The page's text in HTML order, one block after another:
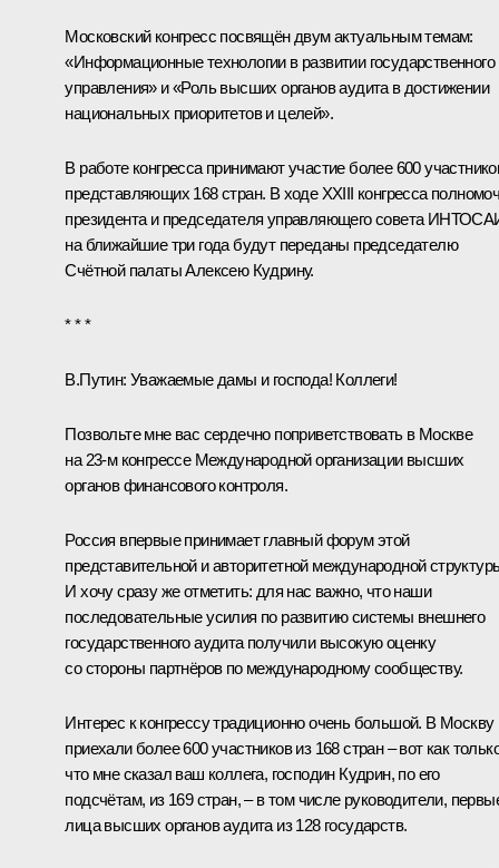
Московский конгресс посвящён двум актуальным темам:
«Информационные технологии в развитии государственного
управления» и «Роль высших органов аудита в достижении
национальных приоритетов и целей».
В работе конгресса принимают участие более 600
представляющих 168 стран. В ходе XXIII конгресса
президента и председателя управляющего совета
на ближайшие три года будут переданы председателю
Счётной палатыАлексею Кудрину.
* * *
В.Путин: Уважаемые дамы и господа! Коллеги!
Позвольте мне вас сердечно поприветствовать в Москве
на 23‑м конгрессе Международной организации высших
органов финансового контроля.
Россия впервые принимает главный форум этой
представительной и авторитетной международной
И хочу сразу же отметить: для нас важно, что наши
последовательные усилия по развитию системы внешнего
государственного аудита получили высокую оценку
со стороны партнёров по международному сообществу.
Интерес к конгрессу традиционно очень большой. В Москву
приехали более 600 участников из 168 стран – вот как
что мне сказал ваш коллега, господин Кудрин, по его
подсчётам, из 169 стран, – в том числе руководители,
лица высших органов аудита из 128 государств.